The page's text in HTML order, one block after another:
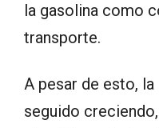
la gasolina como
transporte.
A pesar de esto,
seguido